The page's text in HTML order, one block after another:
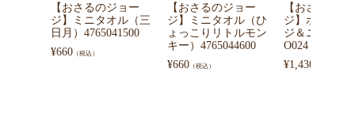
【おさるのジョー
ジ】ミニタオル（三
日月）4765041500
¥660 （税込）
【おさるのジョー
ジ】ミニタオル（ひ
ょっこりリトルモン
キー）4765044600
¥660 （税込）
【おさるのジ
ジ】ポーチ（
ジ＆ニョッキ
O024
¥1,430